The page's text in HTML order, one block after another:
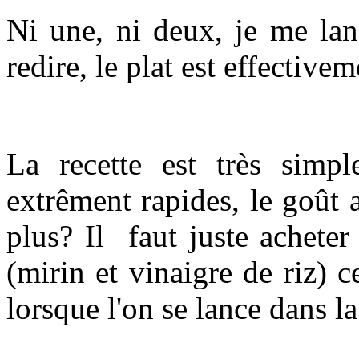
Ni une, ni deux, je me
redire, le plat est
La recette est très
extrêment rapides, le goût
plus? Il faut juste acheter
(mirin et vinaigre de riz)
lorsque l'on se lance dans